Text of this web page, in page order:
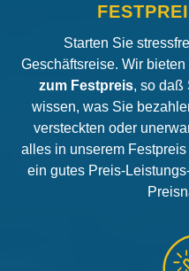
Starten Sie
Geschäftsreise. Wir bieten
zum Festpreis, so daß
wissen, was Sie
versteckten oder
alles in unserem
ein gutes Preis-